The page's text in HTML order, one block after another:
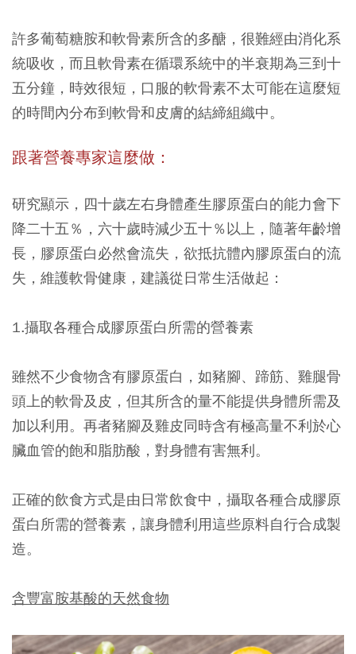
許多葡萄糖胺和軟骨素所含的多醣，很難經由消化系
統吸收，而且軟骨素在循環系統中的半衰期為三到十
五分鐘，時效很短，口服的軟骨素不太可能在這麼短
的時間內分布到軟骨和皮膚的結締組織中。
跟著營養專家這麼做：
研究顯示，四十歲左右身體產生膠原蛋白的能力會下
降二十五％，六十歲時減少五十％以上，隨著年齡增
長，膠原蛋白必然會流失，欲抵抗體內膠原蛋白的流
失，維護軟骨健康，建議從日常生活做起：
1.攝取各種合成膠原蛋白所需的營養素
雖然不少食物含有膠原蛋白，如豬腳、蹄筋、雞腿骨
頭上的軟骨及皮，但其所含的量不能提供身體所需及
加以利用。再者豬腳及雞皮同時含有極高量不利於心
臟血管的飽和脂肪酸，對身體有害無利。
正確的飲食方式是由日常飲食中，攝取各種合成膠原
蛋白所需的營養素，讓身體利用這些原料自行合成製
造。
含豐富胺基酸的天然食物